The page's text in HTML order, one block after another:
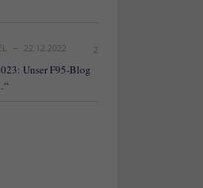
22.12.2022 2
Unser F95-Blog